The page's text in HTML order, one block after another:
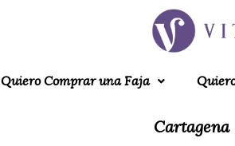
Quiero Comprar una Faja
Cartagena